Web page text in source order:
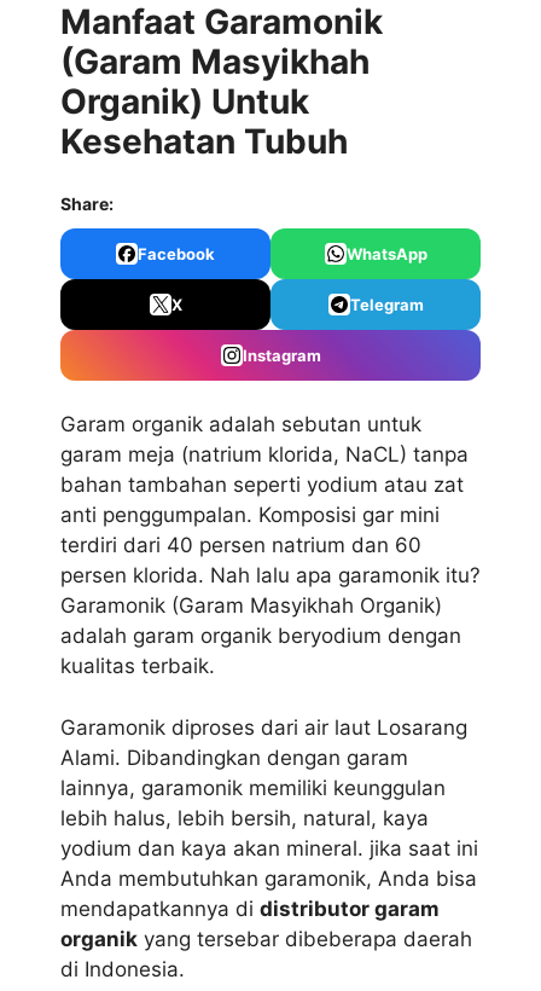
Manfaat Garamonik
(Garam Masyikhah
Organik) Untuk
Kesehatan Tubuh
Share:
Facebook WhatsApp
X Telegram
Instagram
Garam organik adalah sebutan untuk
garam meja (natrium klorida, NaCL) tanpa
bahan tambahan seperti yodium atau zat
anti penggumpalan. Komposisi gar mini
terdiri dari 40 persen natrium dan 60
persen klorida. Nah lalu apa garamonik itu?
Garamonik (Garam Masyikhah Organik)
adalah garam organik beryodium dengan
kualitas terbaik.
Garamonik diproses dari air laut Losarang
Alami. Dibandingkan dengan garam
lainnya, garamonik memiliki keunggulan
lebih halus, lebih bersih, natural, kaya
yodium dan kaya akan mineral. jika saat ini
Anda membutuhkan garamonik, Anda bisa
mendapatkannya di distributor garam
organik yang tersebar dibeberapa daerah
di Indonesia.